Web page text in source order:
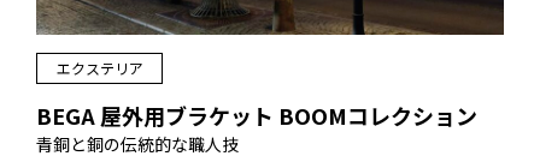
エクステリア
BEGA 屋外用ブラケット BOOMコレクション
青銅と銅の伝統的な職人技